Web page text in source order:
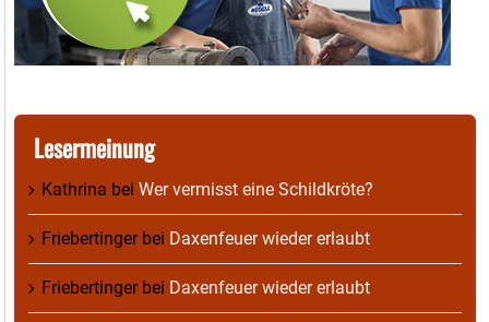
Lesermeinung
Kathrina bei Wer vermisst eine Schildkröte?
Friebertingerbei Daxenfeuer wieder erlaubt
Friebertingerbei Daxenfeuer wieder erlaubt